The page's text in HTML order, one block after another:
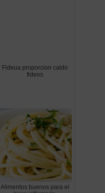
Fideua proporcion caldo
fideos
Alimentos buenos para el